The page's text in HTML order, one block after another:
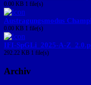
0.00 KB 1 file(s)
Austragungsmodus
0.00 KB 1 file(s)
IFI-SpGLi_2025-A-
292.22 KB 1 file(s)
Archiv